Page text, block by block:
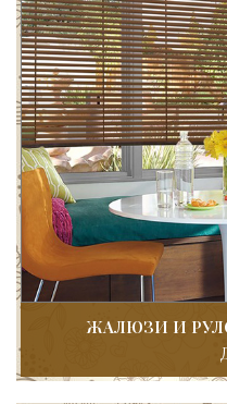
ЖАЛЮЗИ И